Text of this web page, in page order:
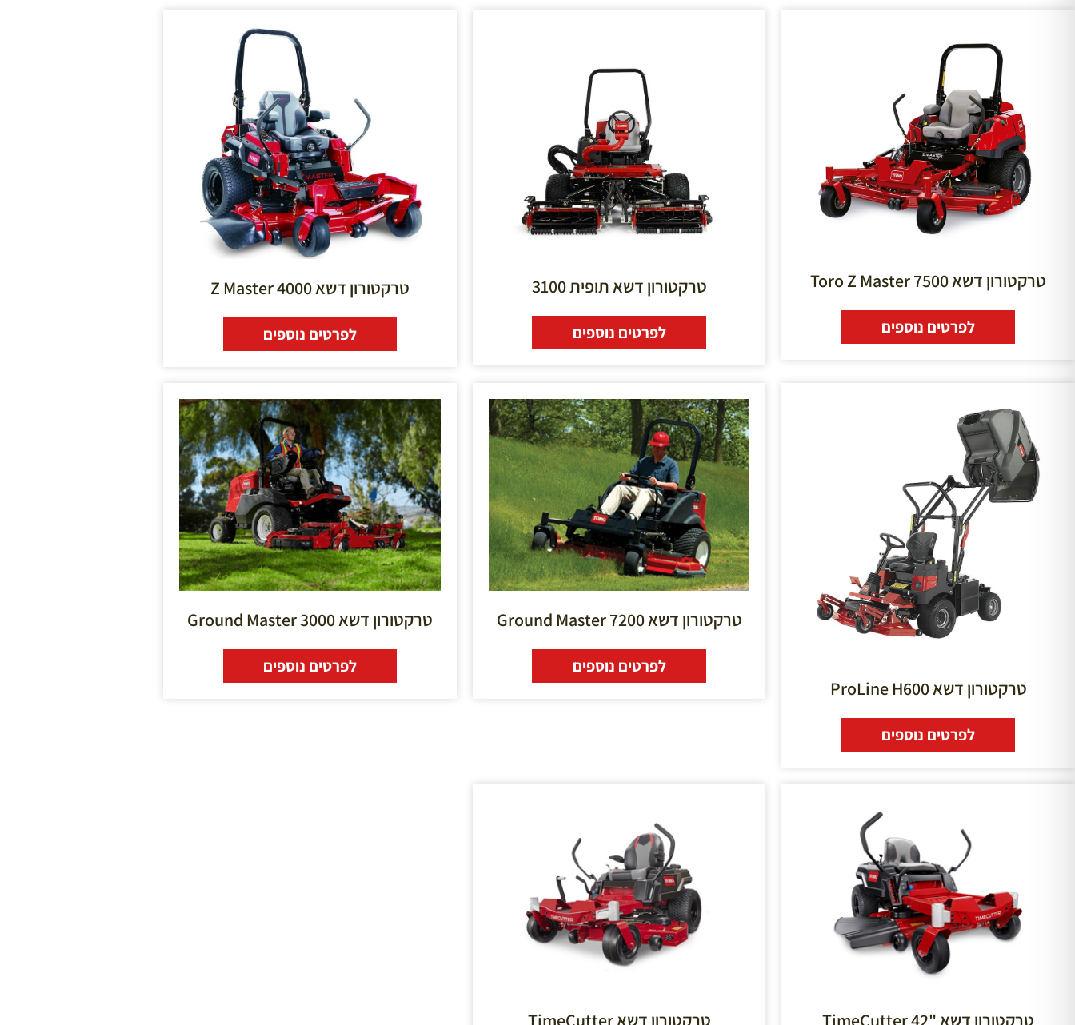
טרקטורון דשא 7500 Toro Z Master
לפרטים נוספים
טרקטורון דשא תופית 3100
לפרטים נוספים
טרקטורון דשא 4000 Z Master
לפרטים נוספים
טרקטורון דשא ProLine H600
לפרטים נוספים
טרקטורון דשא Ground Master 7200
לפרטים נוספים
טרקטורון דשא Ground Master 3000
לפרטים נוספים